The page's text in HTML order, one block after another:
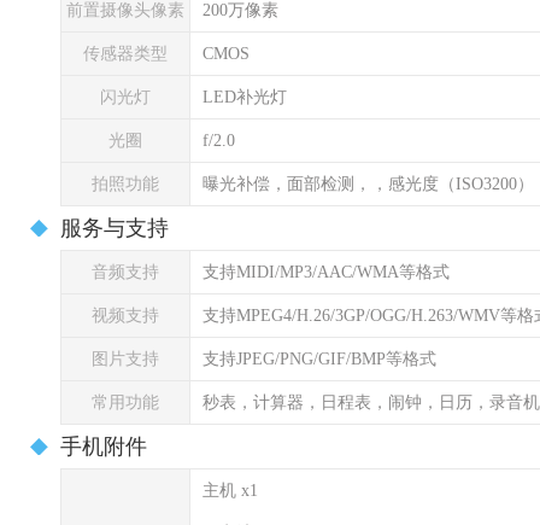
前置摄像头像素 200万像素
传感器类型 CMOS
闪光灯 LED补光灯
光圈 f/2.0
拍照功能 曝光补偿，面部检测，，感光度（ISO3200
服务与支持
音频支持 支持MIDI/MP3/AAC/WMA等格式
视频支持 支持MPEG4/H.26/3GP/OGG/H.263/WMV等格
图片支持 支持JPEG/PNG/GIF/BMP等格式
常用功能 秒表，计算器，日程表，闹钟，日历，录音
手机附件
主机 x1